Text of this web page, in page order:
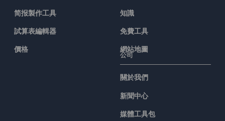
简报製作工具
試算表編輯器
價格
知識
免費工具
網站地圖
公司
關於我們
新聞中心
媒體工具包